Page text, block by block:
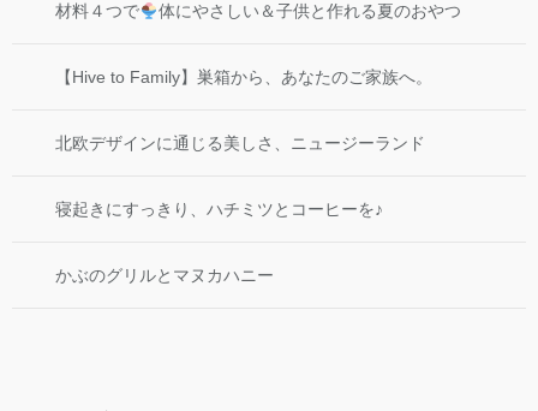
材料４つで 体にやさしい＆子供と作れる夏のおやつ
【Hive to Family】巣箱から、あなたのご家族へ。
北欧デザインに通じる美しさ、ニュージーランド
寝起きにすっきり、ハチミツとコーヒーを♪
かぶのグリルとマヌカハニー